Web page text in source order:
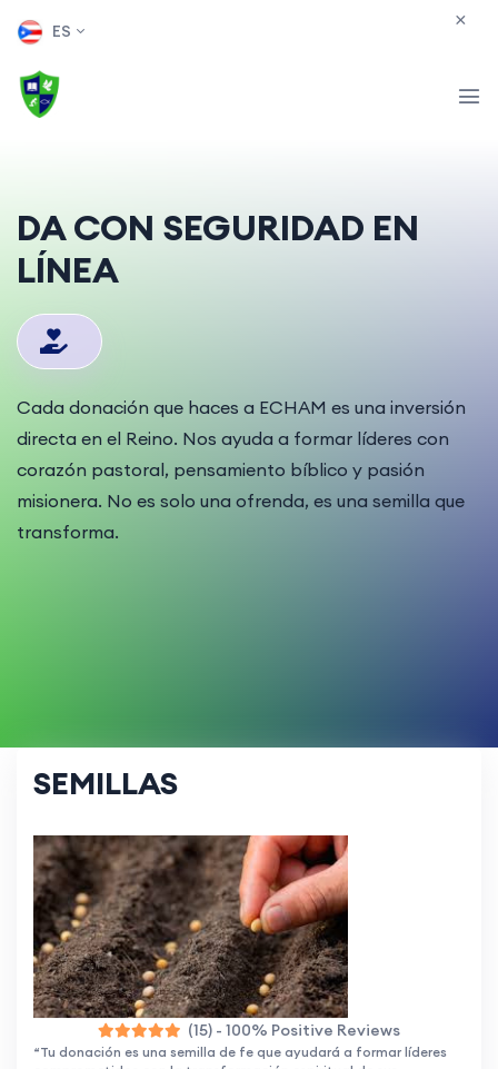
ES
DA CON SEGURIDAD EN
LÍNEA
Cada donación que haces a ECHAM es una inversión
directa en el Reino. Nos ayuda a formar líderes con
corazón pastoral, pensamiento bíblico y pasión
misionera. No es solo una ofrenda, es una semilla que
transforma.
SEMILLAS
(15) - 100% Positive Reviews
“Tu donación es una semilla de fe que ayudará a formar líderes